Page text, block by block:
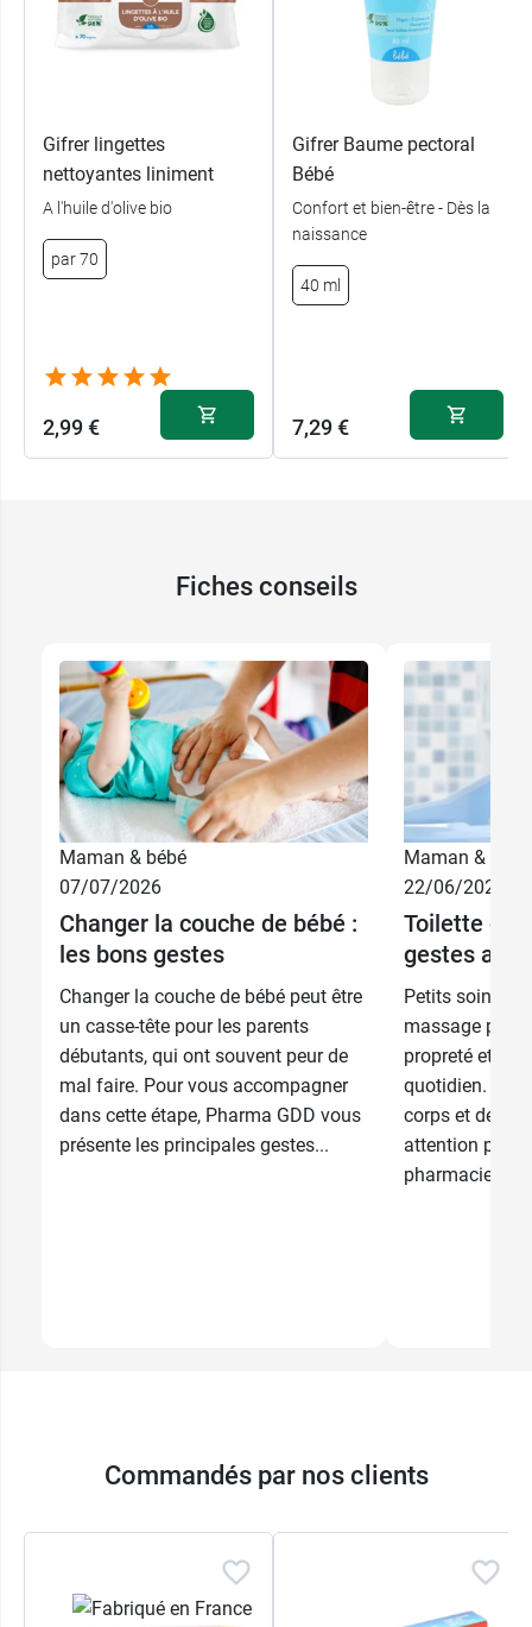
Gifrer lingettes
nettoyantes liniment
A l'huile d'olive bio
par 70
2,99 €
Gifrer Baume pectoral
Bébé
Confort et bien-être - Dès la
naissance
40 ml
7,29 €
Fiches conseils
Maman & bébé
07/07/2026
Changer la couche de bébé :
les bons gestes
Changer la couche de bébé peut être
un casse-tête pour les parents
débutants, qui ont souvent peur de
mal faire. Pour vous accompagner
dans cette étape, Pharma GDD vous
présente les principales gestes...
Maman & bébé
22/06/2026
Toilette de
gestes au
Petits soins,
massage
propreté et au
quotidien.
corps et de
attention
pharmaciens...
Commandés par nos clients